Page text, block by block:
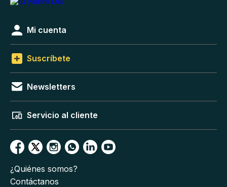
Mi cuenta
Suscríbete
Newsletters
Servicio al cliente
¿Quiénes somos?
Contáctanos